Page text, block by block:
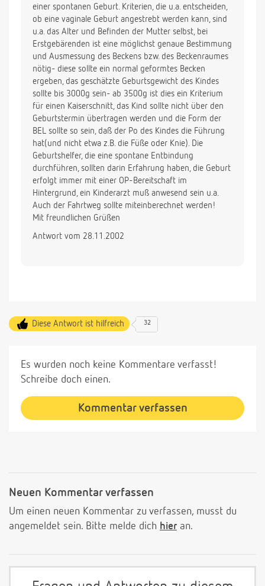
einer spontanen Geburt. Kriterien, die u.a. entscheiden,
ob eine vaginale Geburt angestrebt werden kann, sind
u.a. das Alter und Befinden der Mutter selbst, bei
Erstgebärenden ist eine möglichst genaue Bestimmung
und Ausmessung des Beckens bzw. des Beckenraumes
nötig- diese sollte ein normal geformtes Becken
ergeben, das geschätzte Geburtsgewicht des Kindes
sollte bis 3000g sein- ab 3500g ist dies ein Kriterium
für einen Kaiserschnitt, das Kind sollte nicht über den
Geburtstermin übertragen werden und die Form der
BEL sollte so sein, daß der Po des Kindes die Führung
hat(und nicht etwa z.B. die Füße oder Knie). Die
Geburtshelfer, die eine spontane Entbindung
durchführen, sollten darin Erfahrung haben, die Geburt
erfolgt immer mit einer OP-Bereitschaft im
Hintergrund, ein Kinderarzt muß anwesend sein u.a.
Auch der Fahrtweg sollte miteinberechnet werden!
Mit freundlichen Grüßen
Antwort vom 28.11.2002
Diese Antwort ist hilfreich 32
Es wurden noch keine Kommentare verfasst!
Schreibe doch einen.
Kommentar verfassen
Neuen Kommentar verfassen
Um einen neuen Kommentar zu verfassen, musst du
angemeldet sein. Bitte melde dich hier an.